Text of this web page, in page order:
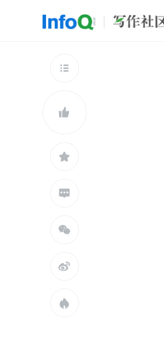
查看更多






